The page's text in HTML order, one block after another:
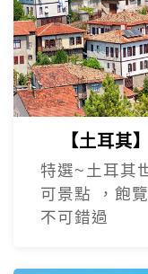
【土耳其
可景點 ，飽
不可錯過